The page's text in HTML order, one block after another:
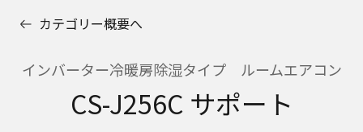
カテゴリー概要へ
インバーター冷暖房除湿タイプ ルームエアコン
CS-J256C サポート